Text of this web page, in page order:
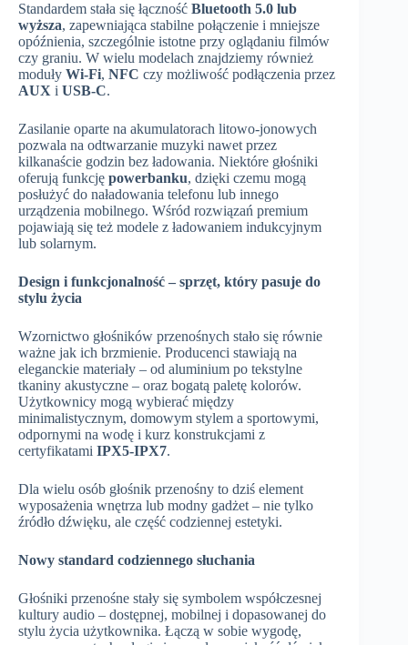
Standardem stała się łączność Bluetooth 5.0 lub
wyższa, zapewniająca stabilne połączenie i mniejsze
opóźnienia, szczególnie istotne przy oglądaniu filmów
czy graniu. W wielu modelach znajdziemy również
moduły Wi-Fi, NFC czy możliwość podłączenia przez
AUX i USB-C.
Zasilanie oparte na akumulatorach litowo-jonowych
pozwala na odtwarzanie muzyki nawet przez
kilkanaście godzin bez ładowania. Niektóre głośniki
oferują funkcję powerbanku, dzięki czemu mogą
posłużyć do naładowania telefonu lub innego
urządzenia mobilnego. Wśród rozwiązań premium
pojawiają się też modele z ładowaniem indukcyjnym
lub solarnym.
Design i funkcjonalność – sprzęt, który pasuje do
stylu życia
Wzornictwo głośników przenośnych stało się równie
ważne jak ich brzmienie. Producenci stawiają na
eleganckie materiały – od aluminium po tekstylne
tkaniny akustyczne – oraz bogatą paletę kolorów.
Użytkownicy mogą wybierać między
minimalistycznym, domowym stylem a sportowymi,
odpornymi na wodę i kurz konstrukcjami z
certyfikatami IPX5-IPX7.
Dla wielu osób głośnik przenośny to dziś element
wyposażenia wnętrza lub modny gadżet – nie tylko
źródło dźwięku, ale część codziennej estetyki.
Nowy standard codziennego słuchania
Głośniki przenośne stały się symbolem współczesnej
kultury audio – dostępnej, mobilnej i dopasowanej do
stylu życia użytkownika. Łączą w sobie wygodę,